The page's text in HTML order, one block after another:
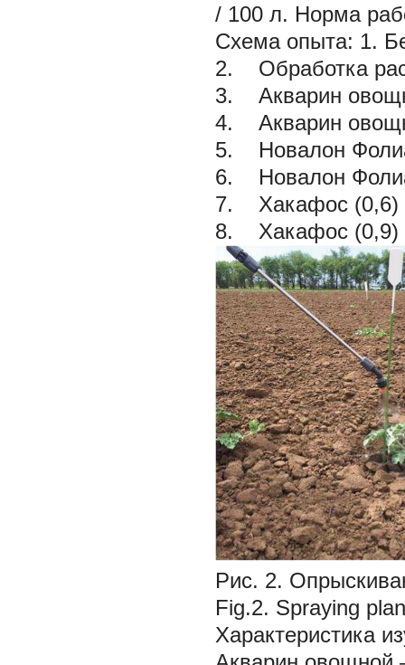
/ 100 л. Норма
Схема опыта: 1.
2. Обработка
3. Акварин
4. Акварин
5. Новалон
6. Новалон
7. Хакафос (0,6)
8. Хакафос (0,9)
Рис. 2.
Fig.2. Spraying
Характеристика